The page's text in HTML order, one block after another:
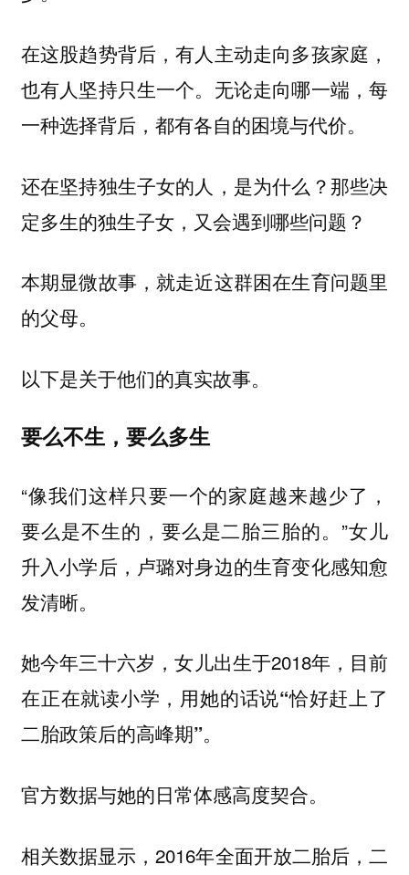
在这股趋势背后，有人主动走向多孩家庭，
也有人坚持只生一个。无论走向哪一端，每
一种选择背后，都有各自的困境与代价。
还在坚持独生子女的人，是为什么？那些决
定多生的独生子女，又会遇到哪些问题？
本期显微故事，就走近这群困在生育问题里
的父母。
以下是关于他们的真实故事。
要么不生，要么多生
“像我们这样只要一个的家庭越来越少了，
要么是不生的，要么是二胎三胎的。”女儿
升入小学后，卢璐对身边的生育变化感知愈
发清晰。
她今年三十六岁，女儿出生于2018年，目前
在正在就读小学， 用她的话说“恰好赶上了
二胎政策后的高峰期”。
官方数据与她的日常体感高度契合。
相关数据显示，2016年全面开放二胎后，二